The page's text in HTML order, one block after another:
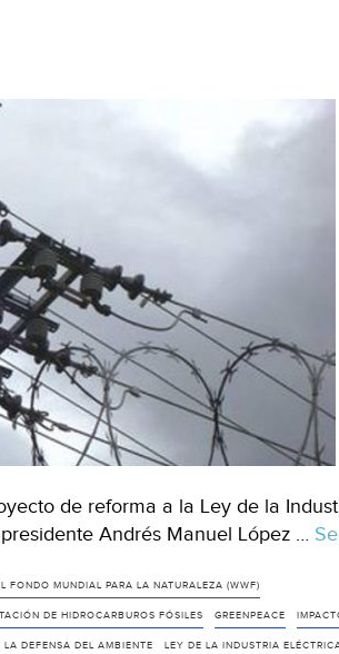
de reforma a la Ley de la
Andrés Manuel López …
FONDO MUNDIAL PARA LA NATURALEZA (WWF)
DE HIDROCARBUROS FÓSILES GREENPEACE
DEFENSA DEL AMBIENTE LEY DE LA INDUSTRIA